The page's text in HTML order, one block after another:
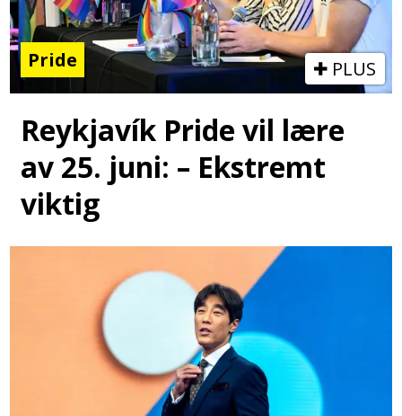
Pride PLUS
Reykjavík Pride vil lære
av 25. juni: – Ekstremt
viktig